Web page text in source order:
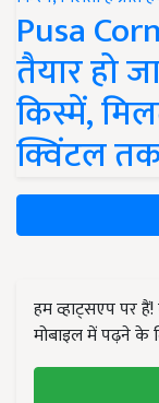
Pusa
तैयार हो
किस्में,
क्विंटल
हम व्हाट्सएप पर
मोबाइल में पढ़ने के